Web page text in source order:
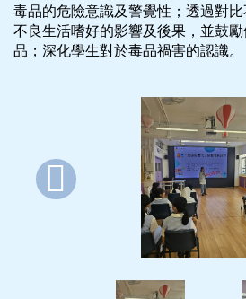
毒品的危險意識及警覺性；透過對
不良生活嗜好的影響及後果，並鼓
品；深化學生對於毒品禍害的認識。